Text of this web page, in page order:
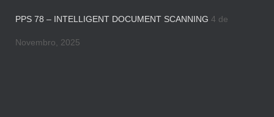
PPS 78 – INTELLIGENT DOCUMENT SCANNING 4 de
Novembro, 2025